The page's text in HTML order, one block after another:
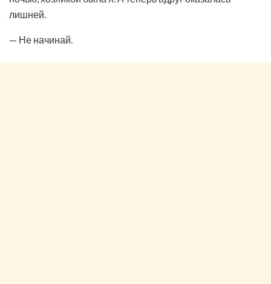
лишней.
— Не начинай.